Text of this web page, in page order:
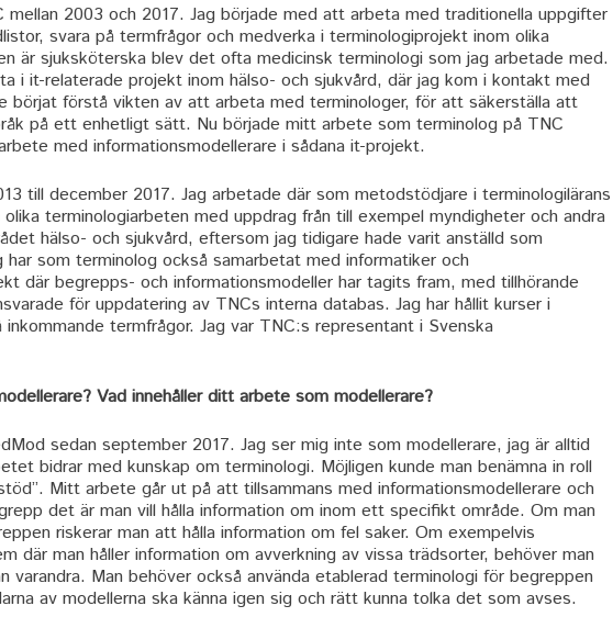
mellan 2003 och 2017. Jag började med att arbeta med traditionella uppgifter
svara på termfrågor och medverka i terminologiprojekt inom olika
är sjuksköterska blev det ofta medicinsk terminologi som jag arbetade med.
i it-relaterade projekt inom hälso- och sjukvård, där jag kom i kontakt med
börjat förstå vikten av att arbeta med terminologer, för att säkerställa att
på ett enhetligt sätt. Nu började mitt arbete som terminolog på TNC
med informationsmodellerare i sådana it-projekt.
till december 2017. Jag arbetade där som metodstödjare i terminologilärans
terminologiarbeten med uppdrag från till exempel myndigheter och andra
hälso- och sjukvård, eftersom jag tidigare hade varit anställd som
som terminolog också samarbetat med informatiker och
där begrepps- och informationsmodeller har tagits fram, med tillhörande
för uppdatering av TNCs interna databas. Jag har hållit kurser i
termfrågor. Jag var TNC:s representant i Svenska
Vad innehåller ditt arbete som modellerare?
sedan september 2017. Jag ser mig inte som modellerare, jag är alltid
bidrar med kunskap om terminologi. Möjligen kunde man benämna in roll
Mitt arbete går ut på att tillsammans med informationsmodellerare och
det är man vill hålla information om inom ett specifikt område. Om man
riskerar man att hålla information om fel saker. Om exempelvis
där man håller information om avverkning av vissa trädsorter, behöver man
varandra. Man behöver också använda etablerad terminologi för begreppen
av modellerna ska känna igen sig och rätt kunna tolka det som avses.